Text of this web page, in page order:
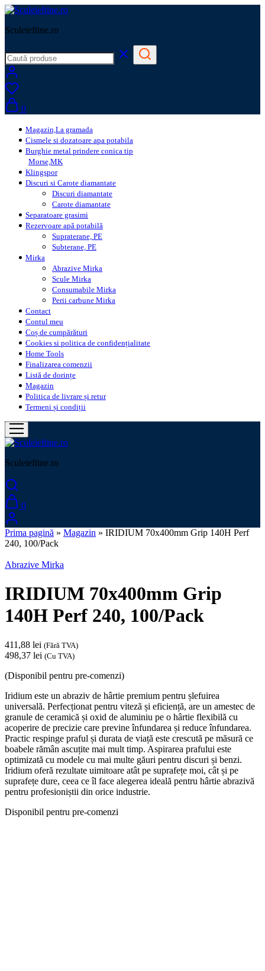
Sculeieftine.ro
0
Magazin,La gramada
Cismele si dozatoare apa potabila
Burghie metal prindere conica tip
Morse,MK
Klingspor
Discuri si Carote diamantate
Discuri diamantate
Carote diamantate
Separatoare grasimi
Rezervoare apă potabilă
Supraterane, PE
Subterane, PE
Mirka
Abrazive Mirka
Scule Mirka
Consumabile Mirka
Perii carbune Mirka
Contact
Contul meu
Coș de cumpărături
Cookies si politica de confidențialitate
Home Tools
Finalizarea comenzii
Listă de dorințe
Magazin
Politica de livrare și retur
Termeni și condiții
Sculeieftine.ro
0
Prima pagină » Magazin » IRIDIUM 70x400mm Grip 140H Perf
240, 100/Pack
Abrazive Mirka
IRIDIUM 70x400mm Grip
140H Perf 240, 100/Pack
411,88 lei (Fără TVA)
498,37 lei (Cu TVA)
(Disponibil pentru pre-comenzi)
Iridium este un abraziv de hârtie premium pentru șlefuirea
universală. Perfecționat pentru viteză și eficiență, are un amestec de
granule de ceramică și oxid de aluminiu pe o hârtie flexibilă cu
acoperire de precizie care previne înfundarea și reduce înfundarea.
Practic respinge praful și durata de viață este crescută pe măsură ce
boabele rămân ascuțite mai mult timp. Aspirarea prafului este
optimizată cu modele cu mai multe găuri pentru discuri și benzi.
Iridium oferă rezultate uimitoare atât pe suprafețe moi, cât și pe
suprafețe dure, ceea ce îl face alegerea ideală pentru hârtie abrazivă
pentru profesioniștii din orice industrie.
Disponibil pentru pre-comenzi